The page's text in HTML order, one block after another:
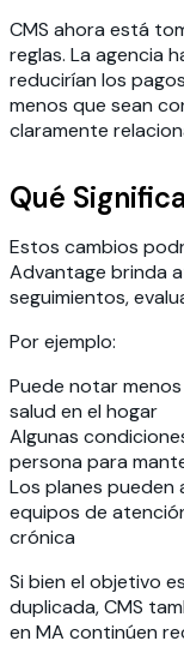
CMS ahora está
reglas. La agencia
reducirían los
menos que sean
claramente
Qué
Estos cambios
Advantage brinda
seguimientos,
Por ejemplo:
Puede notar
salud en el hogar
Algunas
persona para
Los planes
equipos de
crónica
Si bien el objetivo
duplicada, CMS
en MA continúen